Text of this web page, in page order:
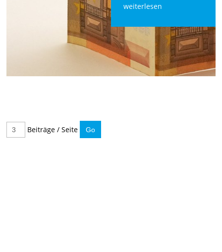
weiterlesen
Beiträge / Seite